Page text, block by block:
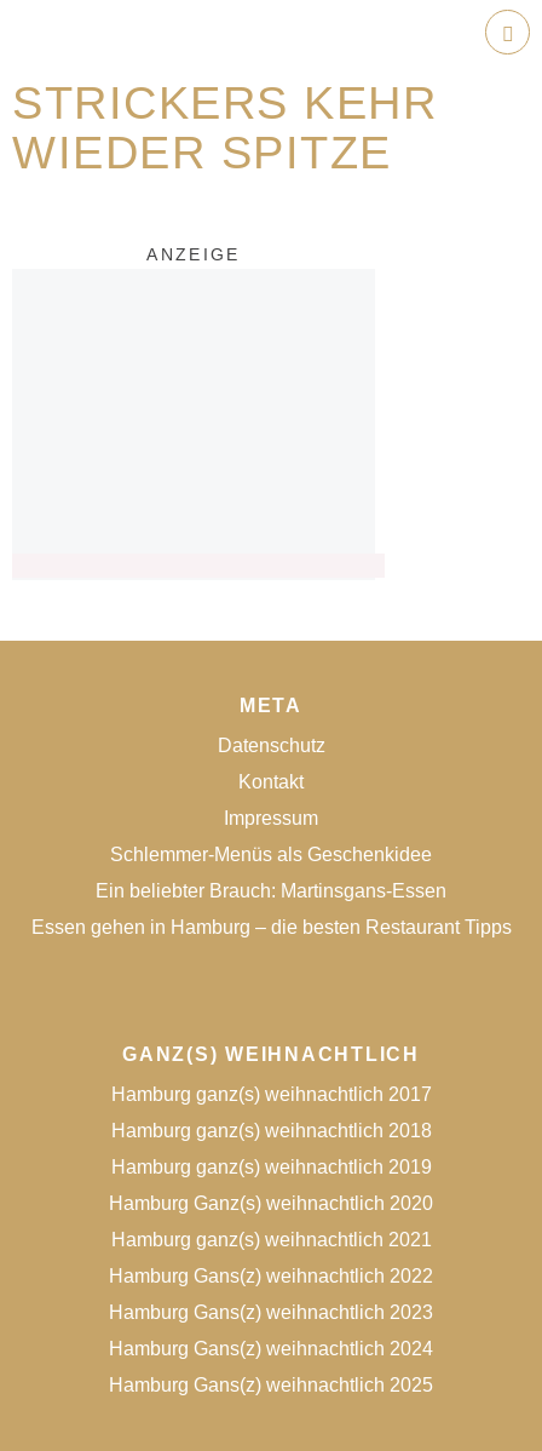
STRICKERS KEHR
WIEDER SPITZE
ANZEIGE
META
Datenschutz
Kontakt
Impressum
Schlemmer-Menüs als Geschenkidee
Ein beliebter Brauch: Martinsgans-Essen
Essen gehen in Hamburg – die besten Restaurant Tipps
GANZ(S) WEIHNACHTLICH
Hamburg ganz(s) weihnachtlich 2017
Hamburg ganz(s) weihnachtlich 2018
Hamburg ganz(s) weihnachtlich 2019
Hamburg Ganz(s) weihnachtlich 2020
Hamburg ganz(s) weihnachtlich 2021
Hamburg Gans(z) weihnachtlich 2022
Hamburg Gans(z) weihnachtlich 2023
Hamburg Gans(z) weihnachtlich 2024
Hamburg Gans(z) weihnachtlich 2025